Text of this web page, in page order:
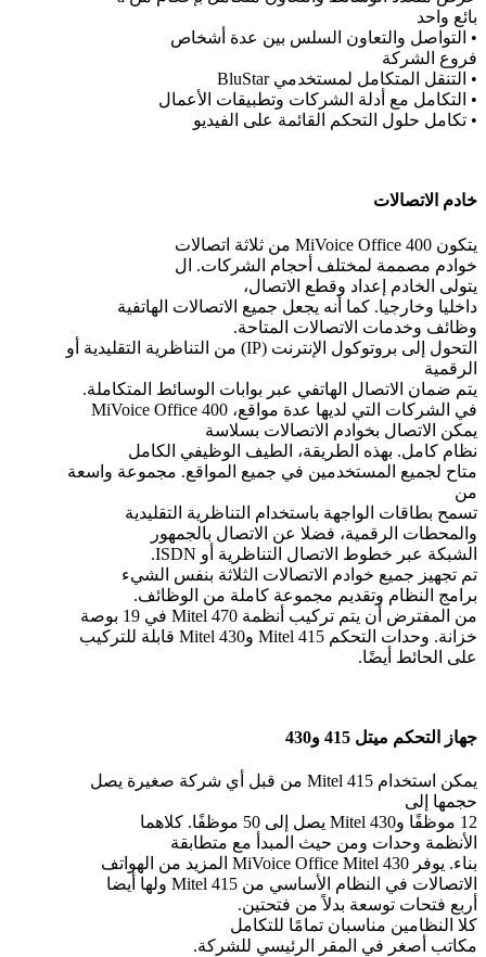
بائع واحد
• التواصل والتعاون السلس بين عدة أشخاص
فروع الشركة
• التنقل المتكامل لمستخدمي BluStar
• التكامل مع أدلة الشركات وتطبيقات الأعمال
• تكامل حلول التحكم القائمة على الفيديو
خادم الاتصالات
يتكون MiVoice Office 400 من ثلاثة اتصالات
خوادم مصممة لمختلف أحجام الشركات. ال
يتولى الخادم إعداد وقطع الاتصال،
داخليا وخارجيا. كما أنه يجعل جميع الاتصالات الهاتفية
وظائف وخدمات الاتصالات المتاحة.
التحول إلى بروتوكول الإنترنت (IP) من التناظرية التقليدية أو
الرقمية
يتم ضمان الاتصال الهاتفي عبر بوابات الوسائط المتكاملة.
في الشركات التي لديها عدة مواقع، MiVoice Office 400
يمكن الاتصال بخوادم الاتصالات بسلاسة
نظام كامل. بهذه الطريقة، الطيف الوظيفي الكامل
متاح لجميع المستخدمين في جميع المواقع. مجموعة واسعة
من
تسمح بطاقات الواجهة باستخدام التناظرية التقليدية
والمحطات الرقمية، فضلا عن الاتصال بالجمهور
الشبكة عبر خطوط الاتصال التناظرية أو ISDN.
تم تجهيز جميع خوادم الاتصالات الثلاثة بنفس الشيء
برامج النظام وتقديم مجموعة كاملة من الوظائف.
من المفترض أن يتم تركيب أنظمة Mitel 470 في 19 بوصة
خزانة. وحدات التحكم Mitel 415 وMitel 430 قابلة للتركيب
على الحائط أيضًا.
جهاز التحكم ميتل 415 و430
يمكن استخدام Mitel 415 من قبل أي شركة صغيرة يصل
حجمها إلى
12 موظفًا وMitel 430 يصل إلى 50 موظفًا. كلاهما
الأنظمة وحدات ومن حيث المبدأ مع متطابقة
بناء. يوفر MiVoice Office Mitel 430 المزيد من الهواتف
الاتصالات في النظام الأساسي من Mitel 415 ولها أيضا
أربع فتحات توسعة بدلاً من فتحتين.
كلا النظامين مناسبان تمامًا للتكامل
مكاتب أصغر في المقر الرئيسي للشركة.